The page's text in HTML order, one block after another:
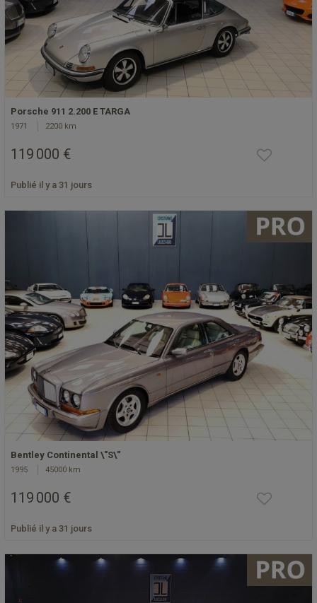
Porsche 911 2.200 E TARGA
1971 2200 km
119 000 €
Publié il y a 31 jours
Bentley Continental \"S\"
1995 45000 km
119 000 €
Publié il y a 31 jours